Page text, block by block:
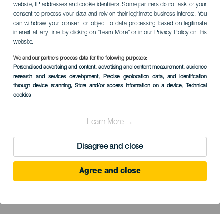
website, IP addresses and cookie identifiers. Some partners do not ask for your
consent to process your data and rely on their legitimate business interest. You
can withdraw your consent or object to data processing based on legitimate
interest at any time by clicking on “Learn More” or in our Privacy Policy on this
website.
We and our partners process data for the following purposes:
Personalised advertising and content, advertising and content measurement, audience
research and services development, Precise geolocation data, and identification
through device scanning, Store and/or access information on a device, Technical
cookies
Learn More →
Disagree and close
Agree and close
Lo que trajo la tormenta
TENERIFE
Imagen
Listado